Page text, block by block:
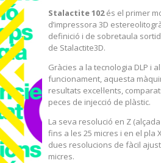
Stalactite 102és el primer
d’impressora 3D
definició i de sobretaula
de Stalactite3D.
Gràcies a la tecnologia DLP i
funcionament, aquesta
resultats excel·lents,
peces de injecció de plàstic.
La seva resolució en Z
fins a les 25 micres i en el pla
dues resolucions de fàcil
micres.